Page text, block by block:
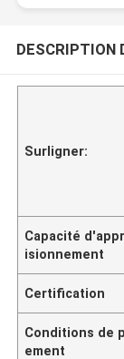
DESCRIPTION
Surligner:
Capacité
isionnement
Certification
Conditions de
ement